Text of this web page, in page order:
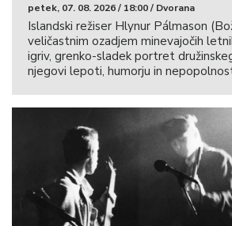
petek, 07. 08. 2026 / 18:00 / Dvorana
Islandski režiser Hlynur Pálmason
veličastnim ozadjem minevajočih
igriv, grenko-sladek portret
njegovi lepoti, humorju in